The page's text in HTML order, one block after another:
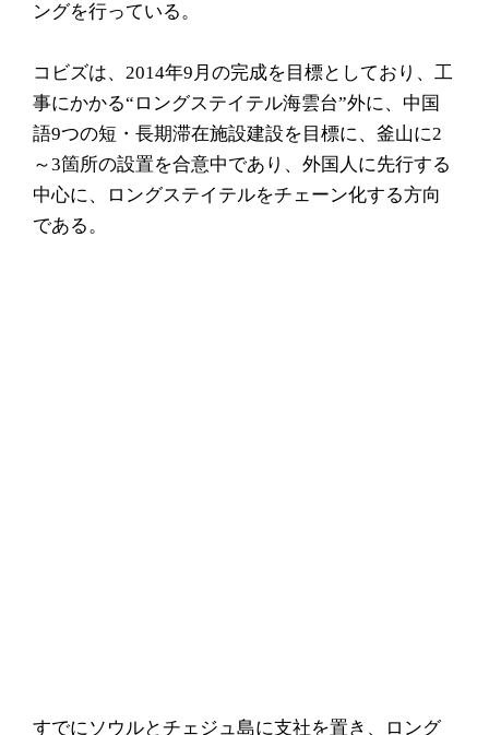
ングを行っている。
コビズは、2014年9月の完成を目標としており、工
事にかかる“ロングステイテル海雲台”外に、中国
語9つの短・長期滞在施設建設を目標に、釜山に2
～3箇所の設置を合意中であり、外国人に先行する
中心に、ロングステイテルをチェーン化する方向
である。
すでにソウルとチェジュ島に支社を置き、ロング